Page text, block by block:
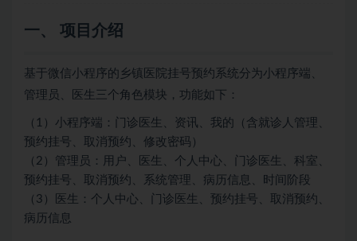
一、 项目介绍
基于微信小程序的乡镇医院挂号预约系统分为小程序端、
管理员、医生三个角色模块，功能如下：
（1）小程序端：门诊医生、资讯、我的（含就诊人管理、
预约挂号、取消预约、修改密码）
（2）管理员：用户、医生、个人中心、门诊医生、科室、
预约挂号、取消预约、系统管理、病历信息、时间阶段
（3）医生：个人中心、门诊医生、预约挂号、取消预约、
病历信息